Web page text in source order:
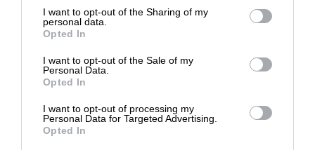
I want to opt-out of the Sharing of my
personal data.
Opted In
I want to opt-out of the Sale of my
Personal Data.
Opted In
I want to opt-out of processing my
Personal Data for Targeted Advertising.
Opted In
W celu potwierdzenia kompatybilności baterii prosimy o
kontakt, w celu weryfikacji.
Bateria może być kompatybilna z laptopami Dell:
Dell Latitude E5430 KORBEL 14
Dell Latitude E5430 KORBEL 14 BTX